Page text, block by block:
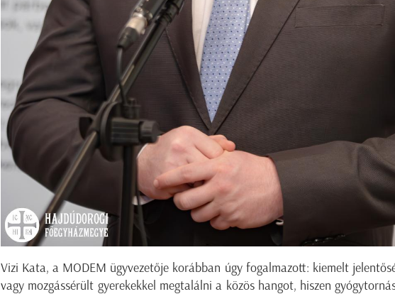
Vizi Kata, a MODEM ügyvezetője korábban úgy fogalmazott: kiemelt
vagy mozgássérült gyerekekkel megtalálni a közös hangot, hiszen